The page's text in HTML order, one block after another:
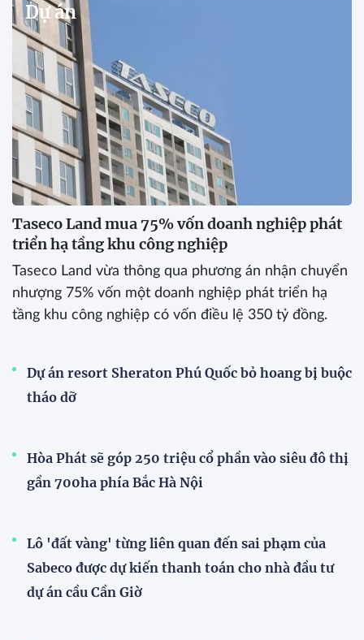
Dự án
Taseco Land mua 75% vốn doanh nghiệp phát
triển hạ tầng khu công nghiệp
Taseco Land vừa thông qua phương án nhận chuyển
nhượng 75% vốn một doanh nghiệp phát triển hạ
tầng khu công nghiệp có vốn điều lệ 350 tỷ đồng.
Dự án resort Sheraton Phú Quốc bỏ hoang bị buộc
tháo dỡ
Hòa Phát sẽ góp 250 triệu cổ phần vào siêu đô thị
gần 700ha phía Bắc Hà Nội
Lô 'đất vàng' từng liên quan đến sai phạm của
Sabeco được dự kiến thanh toán cho nhà đầu tư
dự án cầu Cần Giờ